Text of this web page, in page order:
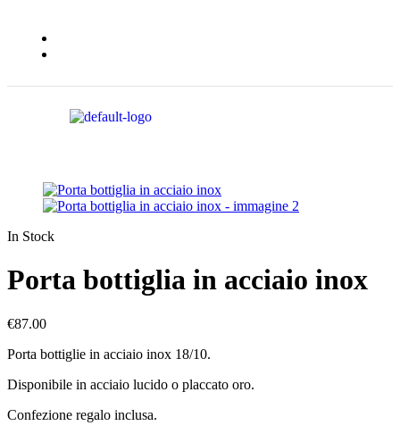
In Stock
Porta bottiglia in acciaio inox
€87.00
Porta bottiglie in acciaio inox 18/10.
Disponibile in acciaio lucido o placcato oro.
Confezione regalo inclusa.